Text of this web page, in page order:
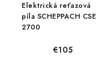
Elektrická reťazová
píla SCHEPPACH CSE
2700
€105